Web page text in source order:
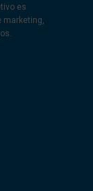
es
marketing,